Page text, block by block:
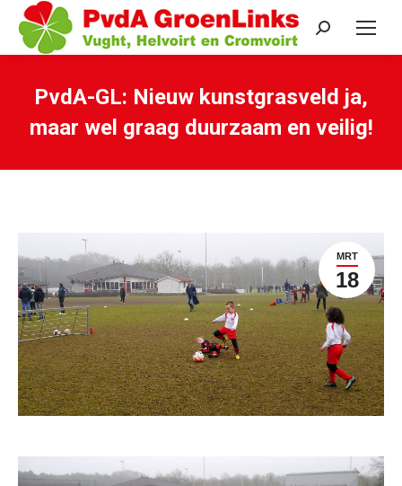
Search:
PvdA-GL: Nieuw kunstgrasveld ja,
maar wel graag duurzaam en veilig!
MRT
18